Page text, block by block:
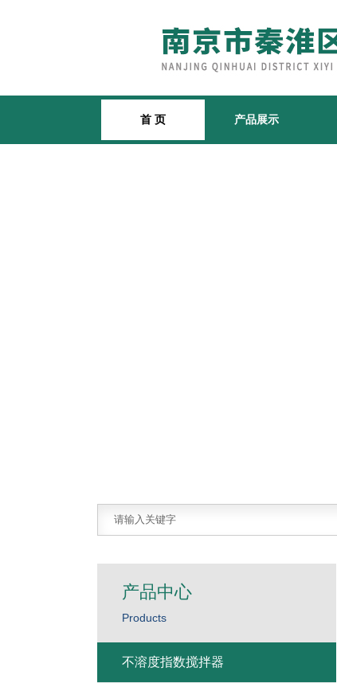
首 页 产品展示
产品中心
Products
不溶度指数搅拌器